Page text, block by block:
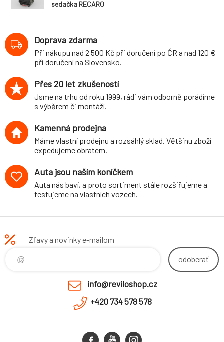
sedačka RECARO
Perlonvelur
Doprava zdarma
Při nákupu nad 2 500 Kč při doručení po ČR a nad 120 €
při doručení na Slovensko.
Přes 20 let zkušeností
Jsme na trhu od roku 1999, rádi vám odborně porádíme
s výběrem či montáží.
Kamenná prodejna
Máme vlastní prodejnu a rozsáhlý sklad. Většinu zboží
expedujeme obratem.
Auta jsou naším koníčkem
Auta nás baví, a proto sortiment stále rozšiřujeme a
testujeme na vlastních vozech.
Zľavy a novinky e-mailom
odoberať
info@reviloshop.cz
+420 734 578 578